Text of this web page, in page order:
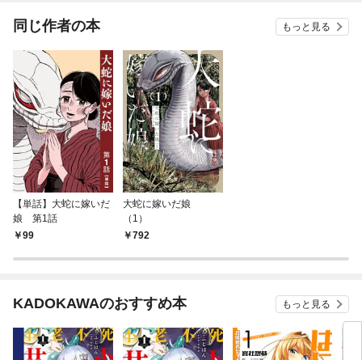
同じ作者の本 もっと見る
【単話】大蛇に嫁いだ
娘 第1話
99
大蛇に嫁いだ娘
（1）
792
KADOKAWAのおすすめ本 もっと見る